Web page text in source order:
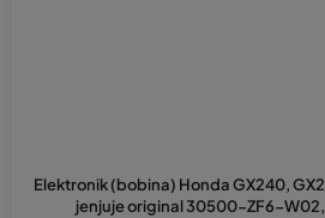
Elektronik (bobina) Honda GX240,
jenjuje original 30500-ZF6-